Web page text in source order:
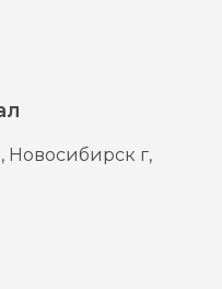
Новосибирск г,